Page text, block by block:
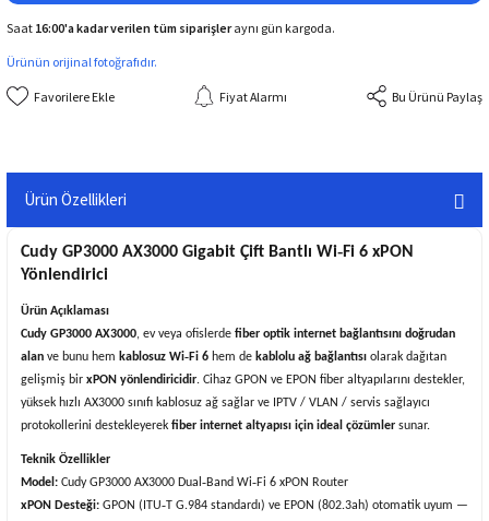
Saat 16:00'a kadar verilen tüm siparişleraynı gün kargoda.
Ürünün orijinal fotoğrafıdır.
Fiyat Alarmı Bu Ürünü Paylaş
Ürün Özellikleri
Cudy GP3000 AX3000 Gigabit Çift Bantlı Wi‑Fi 6 xPON
Yönlendirici
Ürün Açıklaması
Cudy GP3000 AX3000, ev veya ofislerde fiber optik internet bağlantısını doğrudan
alan ve bunu hem kablosuz Wi‑Fi 6 hem de kablolu ağ bağlantısı olarak dağıtan
gelişmiş bir xPON yönlendiricidir. Cihaz GPON ve EPON fiber altyapılarını destekler,
yüksek hızlı AX3000 sınıfı kablosuz ağ sağlar ve IPTV / VLAN / servis sağlayıcı
protokollerini destekleyerek fiber internet altyapısı için ideal çözümler sunar.
Teknik Özellikler
Model: Cudy GP3000 AX3000 Dual‑Band Wi‑Fi 6 xPON Router
xPON Desteği: GPON (ITU‑T G.984 standardı) ve EPON (802.3ah) otomatik uyum —